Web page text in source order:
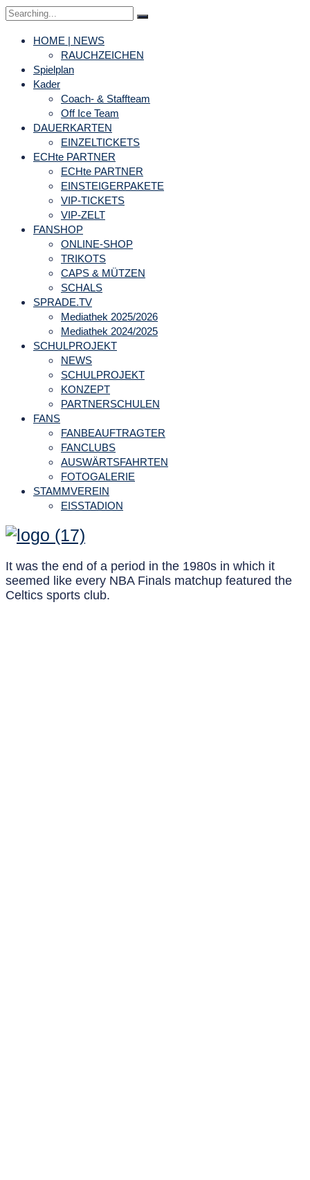
Search
HOME | NEWS
RAUCHZEICHEN
Spielplan
Kader
Coach- & Staffteam
Off Ice Team
DAUERKARTEN
EINZELTICKETS
ECHte PARTNER
ECHte PARTNER
EINSTEIGERPAKETE
VIP-TICKETS
VIP-ZELT
FANSHOP
ONLINE-SHOP
TRIKOTS
CAPS & MÜTZEN
SCHALS
SPRADE.TV
Mediathek 2025/2026
Mediathek 2024/2025
SCHULPROJEKT
NEWS
SCHULPROJEKT
KONZEPT
PARTNERSCHULEN
FANS
FANBEAUFTRAGTER
FANCLUBS
AUSWÄRTSFAHRTEN
FOTOGALERIE
STAMMVEREIN
EISSTADION
It was the end of a period in the 1980s in which it
seemed like every NBA Finals matchup featured the
Celtics sports club.